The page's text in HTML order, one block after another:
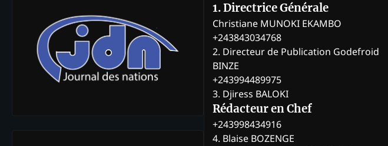
1. Directrice Générale
Christiane MUNOKI EKAMBO
+243843034768
2. Directeur de Publication Godefroid
BINZE
+243994489975
3. Djiress BALOKI
Rédacteur en Chef
+243998434916
4. Blaise BOZENGE